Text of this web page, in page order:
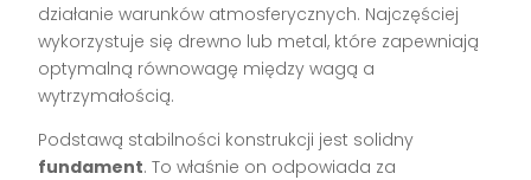
działanie warunków atmosferycznych. Najczęściej
wykorzystuje się drewno lub metal, które zapewniają
optymalną równowagę między wagą a
wytrzymałością.
Podstawą stabilności konstrukcji jest solidny
fundament. To właśnie on odpowiada za